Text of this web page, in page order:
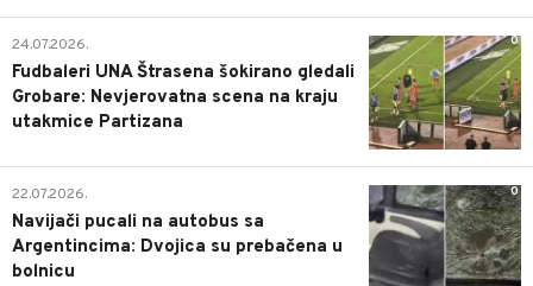
0
24.07.2026.
Fudbaleri UNA Štrasena šokirano gledali
Grobare: Nevjerovatna scena na kraju
utakmice Partizana
0
22.07.2026.
Navijači pucali na autobus sa
Argentincima: Dvojica su prebačena u
bolnicu